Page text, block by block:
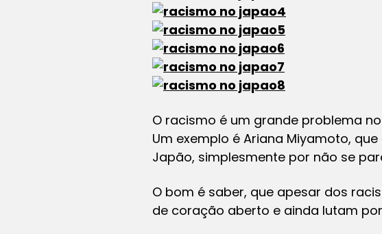
O racismo é um grande problema
Um exemplo é Ariana Miyamoto,
Japão, simplesmente por não se
O bom é saber, que apesar dos
de coração aberto e ainda lutam